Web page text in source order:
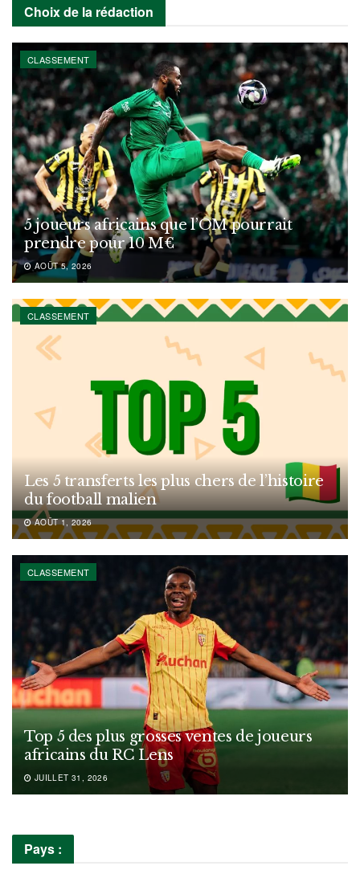
Choix de la rédaction
CLASSEMENT
5 joueurs africains que l’OM pourrait
prendre pour 10 M€
AOÛT 5, 2026
CLASSEMENT
Les 5 transferts les plus chers de l’histoire
du football malien
AOÛT 1, 2026
CLASSEMENT
Top 5 des plus grosses ventes de joueurs
africains du RC Lens
JUILLET 31, 2026
Pays :